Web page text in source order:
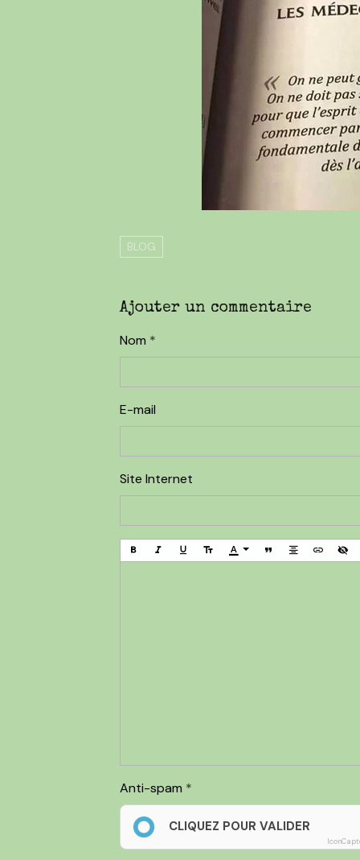
BLOG
Ajouter un commentaire
Nom
E-mail
Site Internet
Anti-spam
CLIQUEZ POUR VALIDER